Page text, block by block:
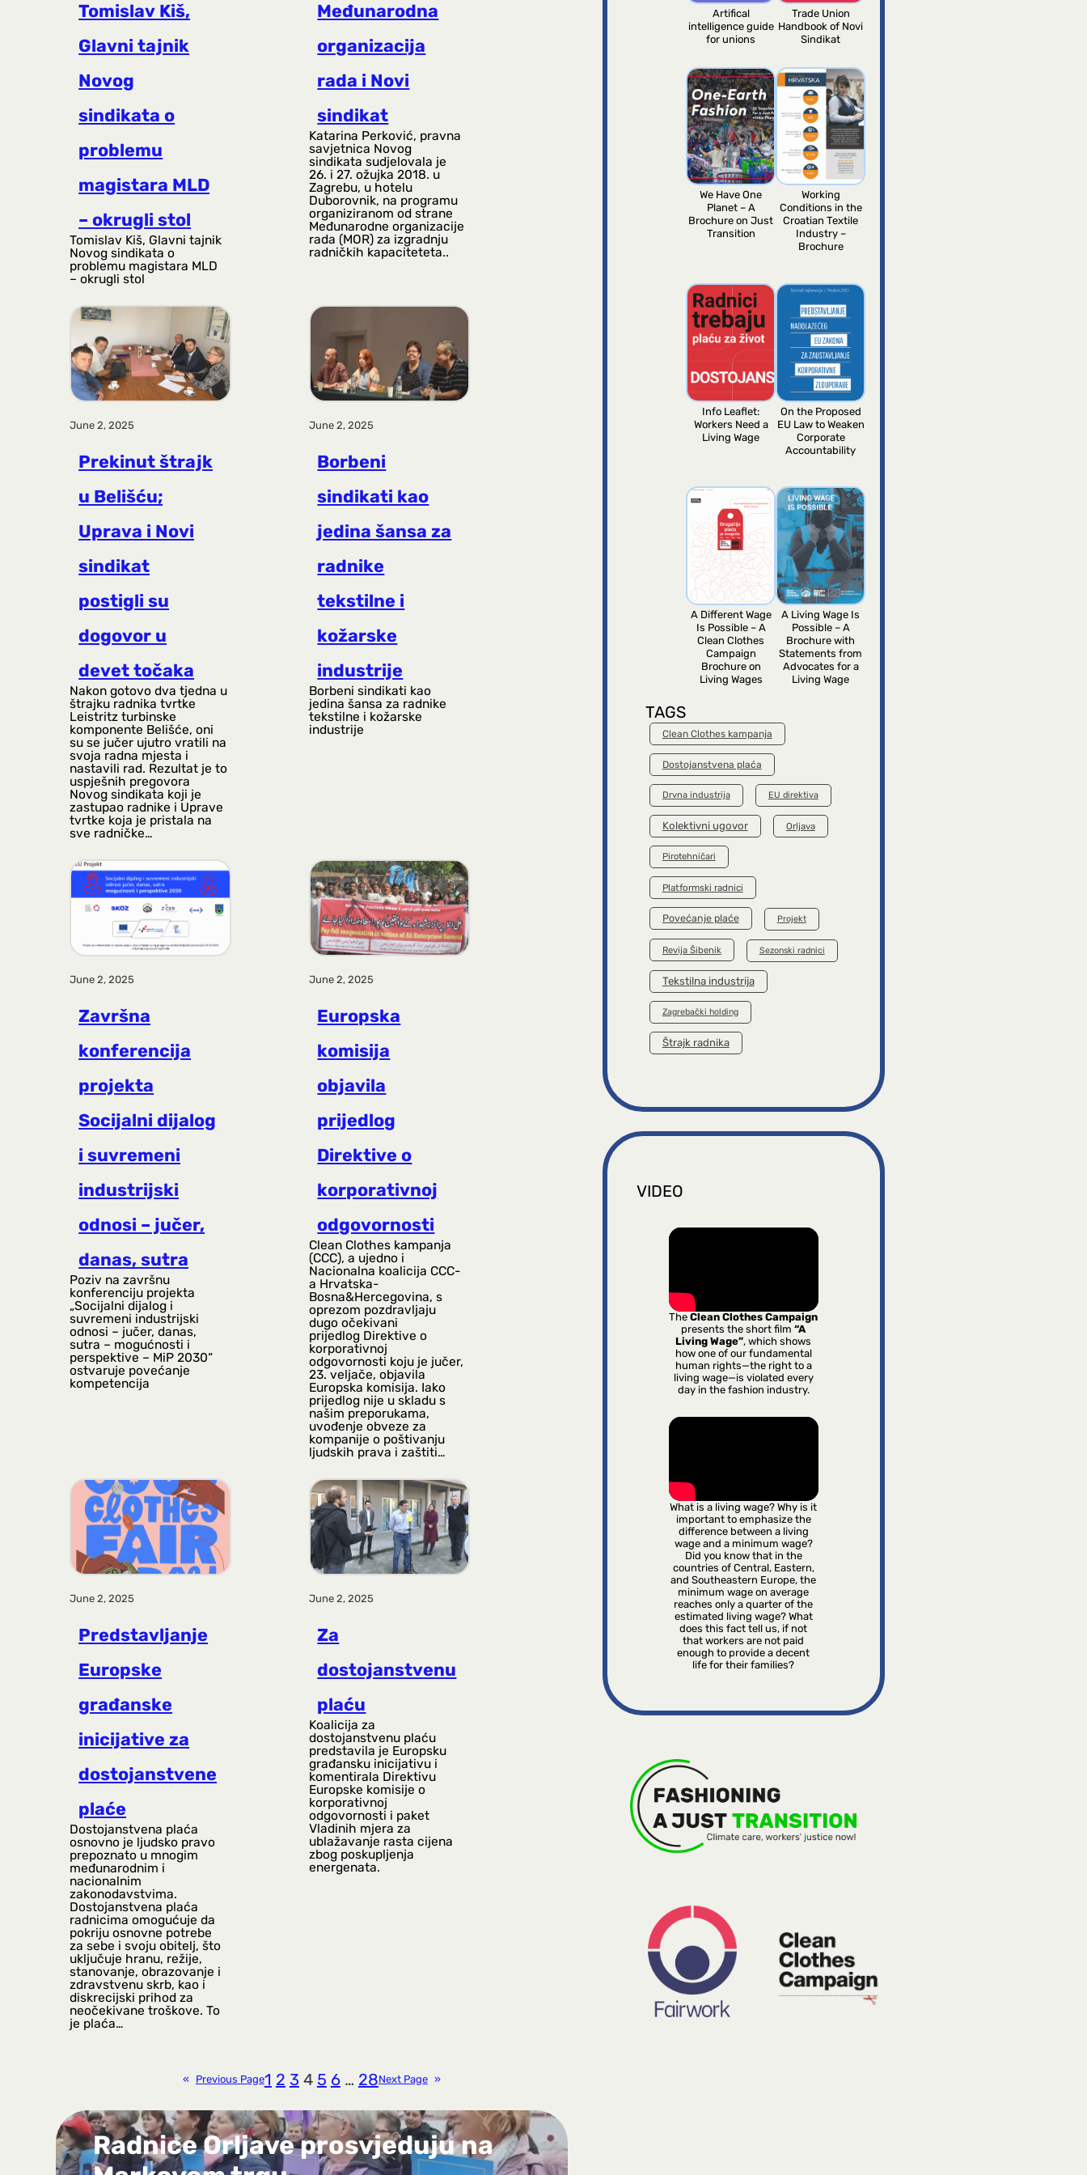
Tomislav Kiš,
Glavni tajnik
Novog
sindikata o
problemu
magistara MLD
– okrugli stol
Tomislav Kiš, Glavni tajnik
Novog sindikata o
problemu magistara MLD
– okrugli stol
Međunarodna
organizacija
rada i Novi
sindikat
Katarina Perković, pravna
savjetnica Novog
sindikata sudjelovala je
26. i 27. ožujka 2018. u
Zagrebu, u hotelu
Duborovnik, na programu
organiziranom od strane
Međunarodne organizacije
rada (MOR) za izgradnju
radničkih kapaciteteta..
June 2, 2025
Prekinut štrajk
u Belišću;
Uprava i Novi
sindikat
postigli su
dogovor u
devet točaka
Nakon gotovo dva tjedna u
štrajku radnika tvrtke
Leistritz turbinske
komponente Belišće, oni
su se jučer ujutro vratili na
svoja radna mjesta i
nastavili rad. Rezultat je to
uspješnih pregovora
Novog sindikata koji je
zastupao radnike i Uprave
tvrtke koja je pristala na
sve radničke…
June 2, 2025
Borbeni
sindikati kao
jedina šansa za
radnike
tekstilne i
kožarske
industrije
Borbeni sindikati kao
jedina šansa za radnike
tekstilne i kožarske
industrije
June 2, 2025
Završna
konferencija
projekta
Socijalni dijalog
i suvremeni
industrijski
odnosi – jučer,
danas, sutra
Poziv na završnu
konferenciju projekta
„Socijalni dijalog i
suvremeni industrijski
odnosi – jučer, danas,
sutra – mogućnosti i
perspektive – MiP 2030“
ostvaruje povećanje
kompetencija
June 2, 2025
Europska
komisija
objavila
prijedlog
Direktive o
korporativnoj
odgovornosti
Clean Clothes kampanja
(CCC), a ujedno i
Nacionalna koalicija CCC-
a Hrvatska-
Bosna&Hercegovina, s
oprezom pozdravljaju
dugo očekivani
prijedlog Direktive o
korporativnoj
odgovornosti koju je jučer,
23. veljače, objavila
Europska komisija. Iako
prijedlog nije u skladu s
našim preporukama,
uvođenje obveze za
kompanije o poštivanju
ljudskih prava i zaštiti…
June 2, 2025
Predstavljanje
Europske
građanske
inicijative za
dostojanstvene
plaće
Dostojanstvena plaća
osnovno je ljudsko pravo
prepoznato u mnogim
međunarodnim i
nacionalnim
zakonodavstvima.
Dostojanstvena plaća
radnicima omogućuje da
pokriju osnovne potrebe
za sebe i svoju obitelj, što
uključuje hranu, režije,
stanovanje, obrazovanje i
zdravstvenu skrb, kao i
diskrecijski prihod za
neočekivane troškove. To
je plaća…
June 2, 2025
Za
dostojanstvenu
plaću
Koalicija za
dostojanstvenu plaću
predstavila je Europsku
građansku inicijativu i
komentirala Direktivu
Europske komisije o
korporativnoj
odgovornosti i paket
Vladinih mjera za
ublažavanje rasta cijena
zbog poskupljenja
energenata.
« Previous Page1 2 3 4 5 6 … 28Next Page »
Radnice Orljave prosvjeduju na
Artifical
intelligence guide
for unions
Trade Union
Handbook of Novi
Sindikat
We Have One
Planet – A
Brochure on Just
Transition
Working
Conditions in the
Croatian Textile
Industry –
Brochure
Info Leaflet:
Workers Need a
Living Wage
On the Proposed
EU Law to Weaken
Corporate
Accountability
A Different Wage
Is Possible – A
Clean Clothes
Campaign
Brochure on
Living Wages
A Living Wage Is
Possible – A
Brochure with
Statements from
Advocates for a
Living Wage
TAGS
Clean Clothes kampanja
Dostojanstvena plaća
Drvna industrija EU direktiva
Kolektivni ugovor Orljava
Pirotehničari
Platformski radnici
Povećanje plaće Projekt
Revija Šibenik Sezonski radnici
Tekstilna industrija
Zagrebački holding
Štrajk radnika
VIDEO
TheClean Clothes Campaign
presents the short film“A
Living Wage”, which shows
how one of our fundamental
human rights—the right to a
living wage—is violated every
day in the fashion industry.
What is a living wage? Why is it
important to emphasize the
difference between a living
wage and a minimum wage?
Did you know that in the
countries of Central, Eastern,
and Southeastern Europe, the
minimum wage on average
reaches only a quarter of the
estimated living wage? What
does this fact tell us, if not
that workers are not paid
enough to provide a decent
life for their families?